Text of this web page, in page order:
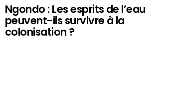
Ngondo : Les esprits de l’eau
peuvent-ils survivre à la
colonisation ?